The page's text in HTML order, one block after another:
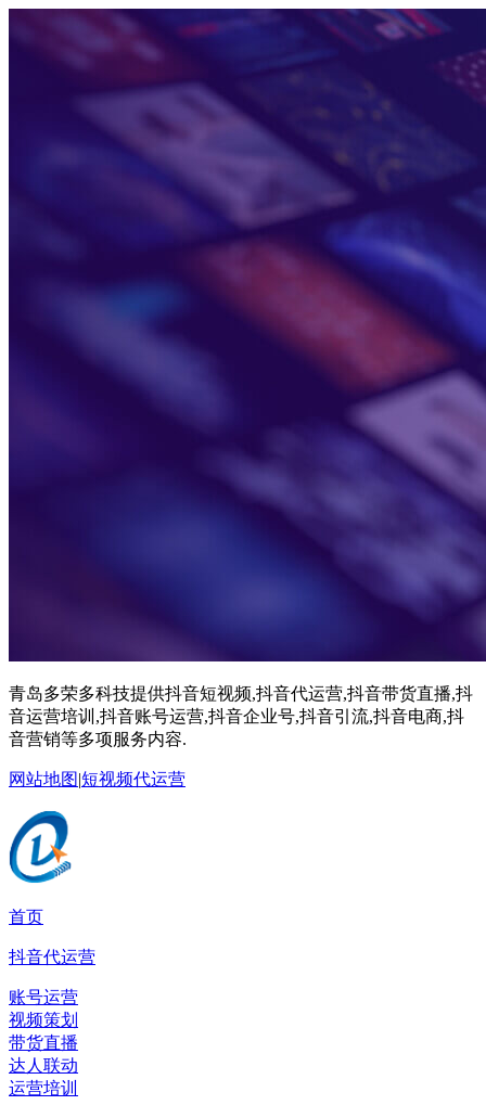
青岛多荣多科技提供抖音短视频,抖音代运营,抖音带货直播,抖
音运营培训,抖音账号运营,抖音企业号,抖音引流,抖音电商,抖
音营销等多项服务内容.
网站地图|短视频代运营
首页
抖音代运营
账号运营
视频策划
带货直播
达人联动
运营培训